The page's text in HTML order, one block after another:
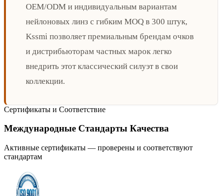
OEM/ODM и индивидуальным вариантам
нейлоновых линз с гибким MOQ в 300 штук,
Kssmi позволяет премиальным брендам очков
и дистрибьюторам частных марок легко
внедрить этот классический силуэт в свои
коллекции.
Сертификаты и Соответствие
Международные Стандарты Качества
Активные сертификаты — проверены и соответствуют
стандартам